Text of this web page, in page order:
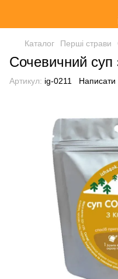
Каталог Перші страви
Сочевичний
Артикул: ig-0211 Написати